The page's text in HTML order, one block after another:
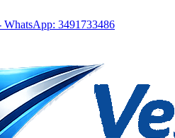
3491733486